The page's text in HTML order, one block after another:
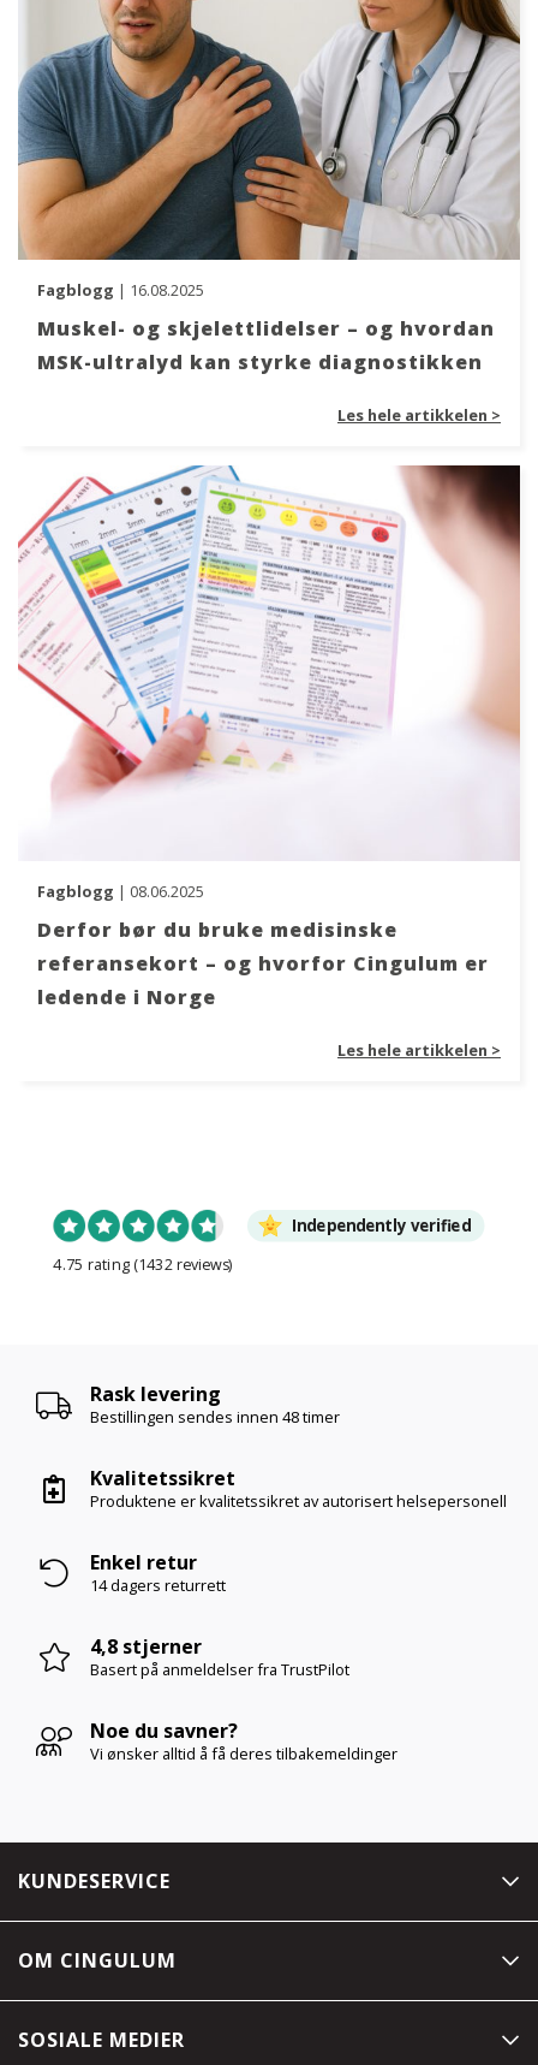
Fagblogg | 16.08.2025
Muskel- og skjelettlidelser – og hvordan
MSK-ultralyd kan styrke diagnostikken
Les hele artikkelen >
Fagblogg | 08.06.2025
Derfor bør du bruke medisinske
referansekort – og hvorfor Cingulum er
ledende i Norge
Les hele artikkelen >
Independently verified
4.75 rating (1432 reviews)
Rask levering
Bestillingen sendes innen 48 timer
Kvalitetssikret
Produktene er kvalitetssikret av autorisert helsepersonell
Enkel retur
14 dagers returrett
4,8 stjerner
Basert på anmeldelserfra TrustPilot
Noe du savner?
Vi ønsker alltid å få deres tilbakemeldinger
KUNDESERVICE
OM CINGULUM
SOSIALE MEDIER